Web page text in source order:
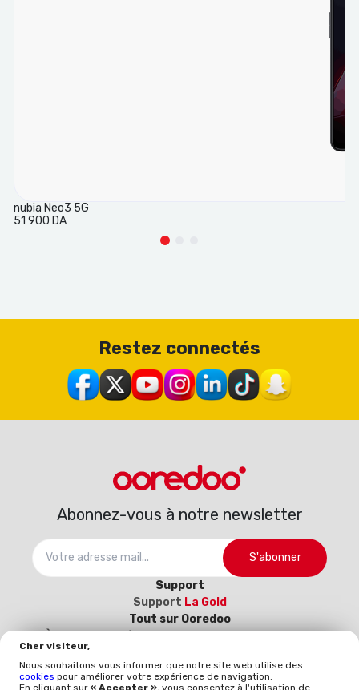
Cher visiteur,
Nous souhaitons vous informer que notre site web utilise des
cookies pour améliorer votre expérience de navigation.
En cliquant sur « Accepter », vous consentez à l'utilisation de
nubia Neo3 5G
51 900 DA
Restez connectés
Abonnez-vous à notre newsletter
S'abonner
Support
Support La Gold
Tout sur Ooredoo
2025-2026
vous ici)
Politique et qualité